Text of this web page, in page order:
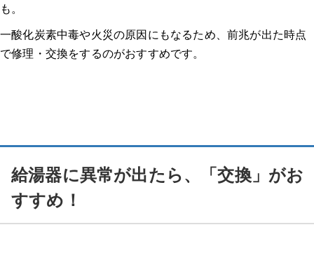
も。
一酸化炭素中毒や火災の原因にもなるため、前兆が出た時点
で修理・交換をするのがおすすめです。
給湯器に異常が出たら、「交換」がお
すすめ！